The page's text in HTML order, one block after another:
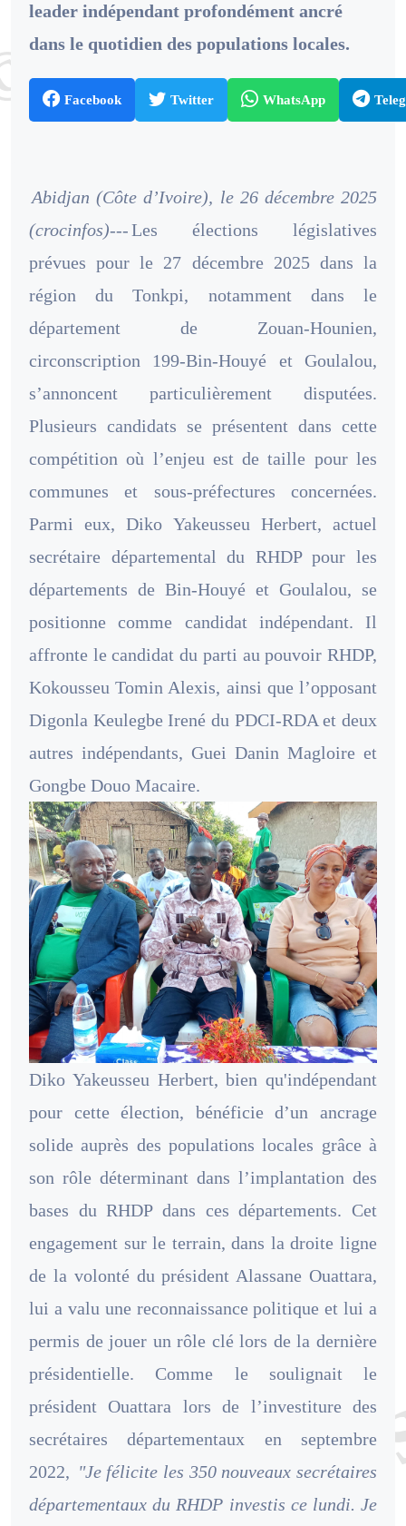
leader indépendant profondément ancré
dans le quotidien des populations locales.
Facebook Twitter WhatsApp
Abidjan (Côte d’Ivoire), le 26 décembre 2025
(crocinfos)---Les élections législatives
prévues pour le 27 décembre 2025 dans la
région du Tonkpi, notamment dans le
département de Zouan-Hounien,
circonscription 199-Bin-Houyé et Goulalou,
s’annoncent particulièrement disputées.
Plusieurs candidats se présentent dans cette
compétition où l’enjeu est de taille pour les
communes et sous-préfectures concernées.
Parmi eux, Diko Yakeusseu Herbert, actuel
secrétaire départemental du RHDP pour les
départements de Bin-Houyé et Goulalou, se
positionne comme candidat indépendant. Il
affronte le candidat du parti au pouvoir RHDP,
Kokousseu Tomin Alexis, ainsi que l’opposant
Digonla Keulegbe Irené du PDCI-RDA et deux
autres indépendants, Guei Danin Magloire et
Gongbe Douo Macaire.
Diko Yakeusseu Herbert, bien qu'indépendant
pour cette élection, bénéficie d’un ancrage
solide auprès des populations locales grâce à
son rôle déterminant dans l’implantation des
bases du RHDP dans ces départements. Cet
engagement sur le terrain, dans la droite ligne
de la volonté du président Alassane Ouattara,
lui a valu une reconnaissance politique et lui a
permis de jouer un rôle clé lors de la dernière
présidentielle. Comme le soulignait le
président Ouattara lors de l’investiture des
secrétaires départementaux en septembre
2022, "Je félicite les 350 nouveaux secrétaires
départementaux du RHDP investis ce lundi. Je